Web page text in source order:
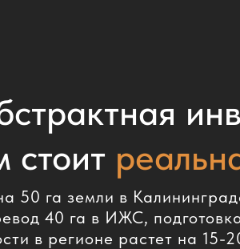
50 га земли в
40 га в ИЖС,
в регионе растет на 15-
стоит